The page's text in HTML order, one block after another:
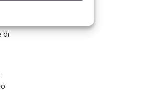
di